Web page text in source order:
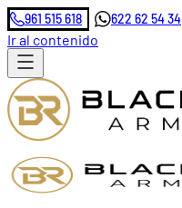
961 515 618 622 62 54 34
Ir al contenido